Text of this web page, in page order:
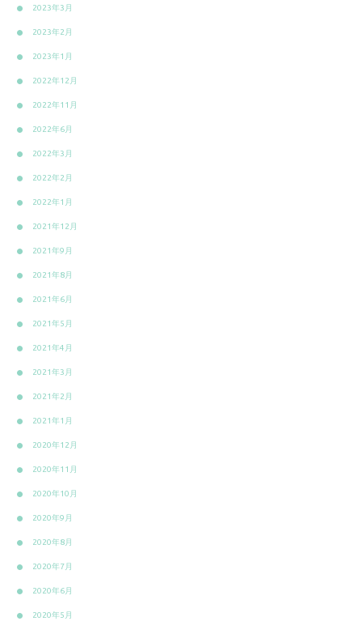
2023年3月
2023年2月
2023年1月
2022年12月
2022年11月
2022年6月
2022年3月
2022年2月
2022年1月
2021年12月
2021年9月
2021年8月
2021年6月
2021年5月
2021年4月
2021年3月
2021年2月
2021年1月
2020年12月
2020年11月
2020年10月
2020年9月
2020年8月
2020年7月
2020年6月
2020年5月